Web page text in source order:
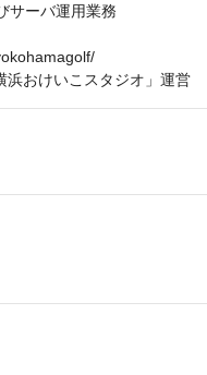
サーバ運用業務
おけいこスタジオ」運営